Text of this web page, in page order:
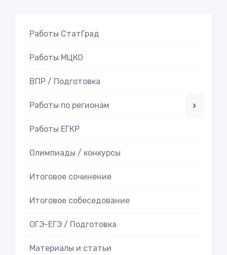
Работы СтатГрад
Работы МЦКО
ВПР / Подготовка
Работы по регионам
Работы ЕГКР
Олимпиады / конкурсы
Итоговое cочинение
Итоговое cобеседование
ОГЭ-ЕГЭ / Подготовка
Материалы и статьи